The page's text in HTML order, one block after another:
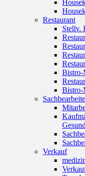
Restaurant
Stellv.
Bistro-
Bistro-
Verkauf